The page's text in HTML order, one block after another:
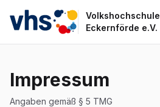
Volkshochschule
Eckernförde e.V.
VHS Eckernförde
Impressum
Angaben gemäß § 5 TMG